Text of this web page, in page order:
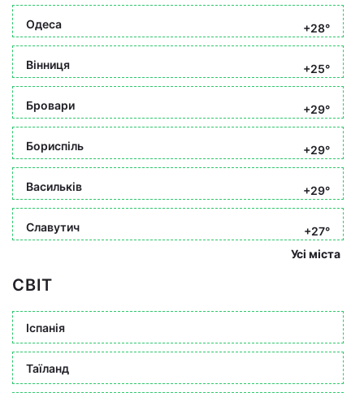
Одеса +28°
Вінниця +25°
Бровари +29°
Бориспіль +29°
Васильків +29°
Славутич
+27°
Усі міста
СВІТ
Іспанія
Таїланд